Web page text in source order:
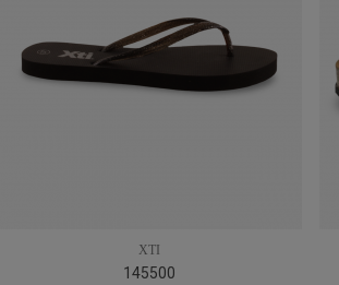
38 39 40
XTI
145500